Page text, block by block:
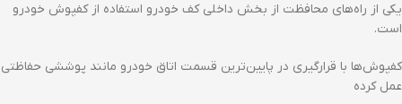
یکی از راه‌های محافظت از بخش داخلی کف خودرو استفاده از کفپوش خودرو
است.
کفپوش‌ها با قرارگیری در پایین‌ترین قسمت اتاق خودرو مانند پوششی حفاظتی
عمل کرده